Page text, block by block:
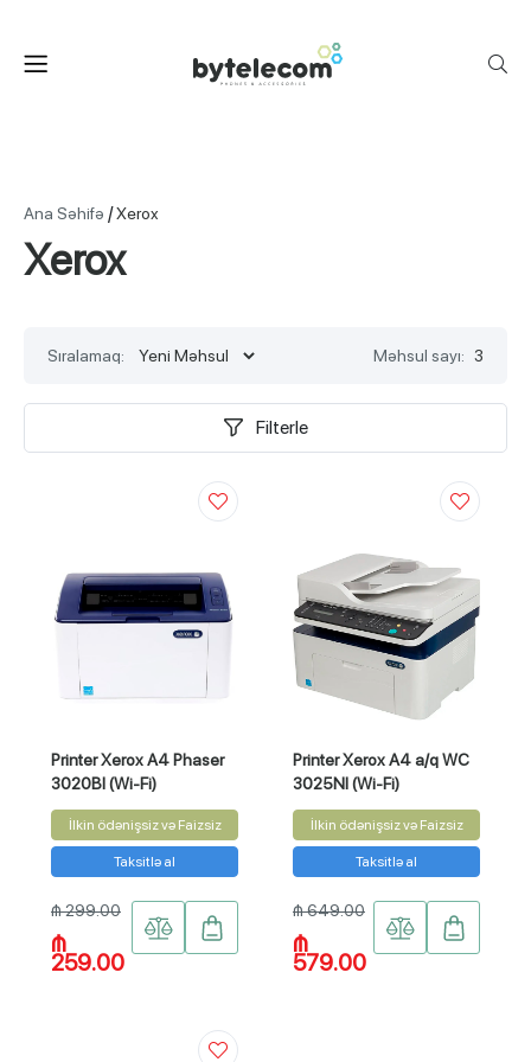
Ana Səhifə /Xerox
Xerox
Sıralamaq: Məhsul sayı: 3
Filterle
Printer Xerox А4 Phaser
3020BI (Wi-Fi)
İlkin ödənişsiz və Faizsiz
Taksitlə al
₼ 299.00
₼
259.00
Printer Xerox А4 a/q WC
3025NI (Wi-Fi)
İlkin ödənişsiz və Faizsiz
Taksitlə al
₼ 649.00
₼
579.00